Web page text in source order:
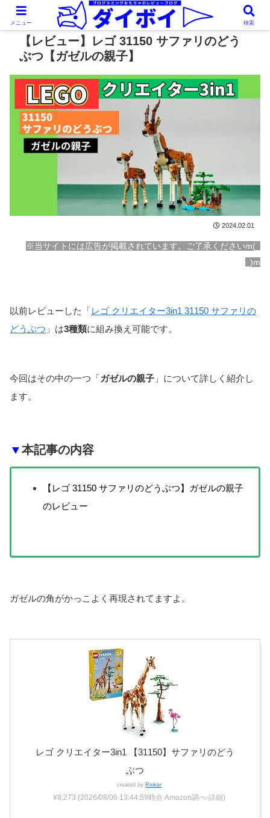
【レビュー】レゴ 31150 サファリのどう
ぶつ【ガゼルの親子】
2024.02.01
※当サイトには広告が掲載されています。ご了承くださいm(_
_)m
以前レビューした「レゴ クリエイター3in1 31150 サファリの
どうぶつ 」は3種類に組み換え可能です。
今回はその中の一つ「ガゼルの親子 」について詳しく紹介し
ます。
▼本記事の内容
【レゴ 31150 サファリのどうぶつ】ガゼルの親子
のレビュー
ガゼルの角がかっこよく再現されてますよ。
レゴ クリエイター3in1 【31150】サファリのどう
ぶつ
created by Rinker
¥8,273 (2026/08/06 13:44:59時点 Amazon調べ-詳細)
メニュー 検索